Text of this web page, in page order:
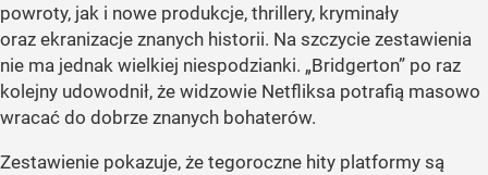
powroty, jak i nowe produkcje, thrillery, kryminały
oraz ekranizacje znanych historii. Na szczycie zestawienia
nie ma jednak wielkiej niespodzianki. „Bridgerton” po raz
kolejny udowodnił, że widzowie Netfliksa potrafią masowo
wracać do dobrze znanych bohaterów.
Zestawienie pokazuje, że tegoroczne hity platformy są